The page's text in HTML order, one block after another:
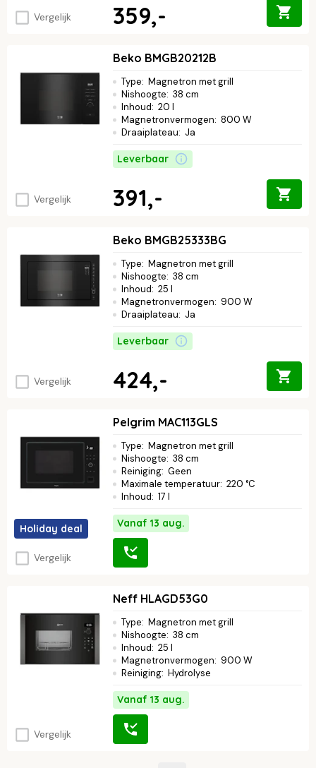
Vergelijk 359,-
Vergelijk
Beko BMGB20212B
Type: Magnetron met grill
Nishoogte: 38 cm
Inhoud: 20 l
Magnetronvermogen: 800 W
Draaiplateau: Ja
Leverbaar
391,-
Vergelijk
Beko BMGB25333BG
Type: Magnetron met grill
Nishoogte: 38 cm
Inhoud: 25 l
Magnetronvermogen: 900 W
Draaiplateau: Ja
Leverbaar
424,-
Holiday deal
Vergelijk
Pelgrim MAC113GLS
Type: Magnetron met grill
Nishoogte: 38 cm
Reiniging: Geen
Maximale temperatuur: 220 °C
Inhoud: 17 l
Vanaf 13 aug.
Vergelijk
Neff HLAGD53G0
Type: Magnetron met grill
Nishoogte: 38 cm
Inhoud: 25 l
Magnetronvermogen: 900 W
Reiniging: Hydrolyse
Vanaf 13 aug.